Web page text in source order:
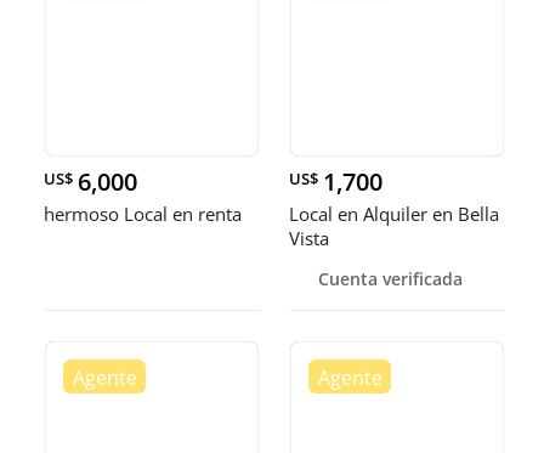
US$ 6,000
hermoso Local en renta
US$ 1,700
Local en Alquiler en Bella
Vista
Cuenta verificada